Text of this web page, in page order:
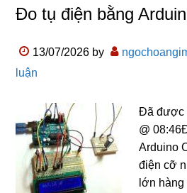
Đo tụ điện bằng
13/07/2026 by
luận
Đã được
@
Arduino
điện cỡ
lớn